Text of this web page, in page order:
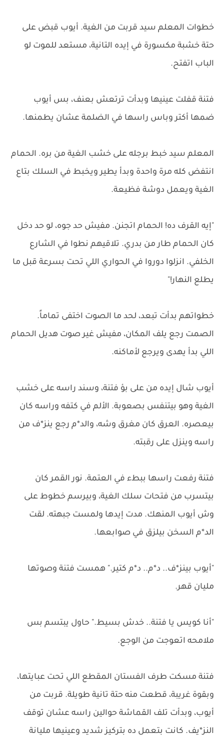
خطوات المعلم سيد قربت من الغية. أيوب قبض على
حتة خشبة مكسورة في إيده التانية، مستعد للموت لو
الباب اتفتح.
فتنة قفلت عينيها وبدأت ترتعش بعنف، بس أيوب
ضمها أكتر وباس راسها في الضلمة عشان يطمنها.
المعلم سيد خبط برجله على خشب الغية من بره. الحمام
انتفض كله مرة واحدة وبدأ يطير ويخبط في السلك بتاع
الغية ويعمل دوشة فظيعة.
"إيه القرف ده! الحمام اتجنن. مفيش حد جوه، لو حد دخل
كان الحمام طار من بدري. تلاقيهم نطوا في الشارع
الخلفي. انزلوا دوروا في الحواري اللي تحت بسرعة قبل ما
يطلع النهار!"
خطواتهم بدأت تبعد، لحد ما الصوت اختفى تماماً.
الصمت رجع يلف المكان، مفيش غير صوت هديل الحمام
اللي بدأ يهدى ويرجع لأماكنه.
أيوب شال إيده من على بؤ فتنة، وسند راسه على خشب
الغية وهو بيتنفس بصعوبة. الألم في كتفه وراسه كان
بيعصره. العرق كان مغرق وشه، والد*م رجع ينز*ف من
راسه وينزل على رقبته.
فتنة رفعت راسها ببطء في العتمة. نور القمر كان
بيتسرب من فتحات سلك الغية، وبيرسم خطوط على
وش أيوب المنهك. مدت إيدها ولمست جبهته. لقت
الد*م السخن بيلزق في صوابعها.
"أيوب بينز*ف.. د*م.. د*م كتير." همست فتنة وصوتها
مليان قهر.
"أنا كويس يا فتنة.. خدش بسيط." حاول يبتسم بس
ملامحه اتعوجت من الوجع.
فتنة مسكت طرف الفستان المقطع اللي تحت عبايتها،
وبقوة غريبة، قطعت منه حتة تانية طويلة. قربت من
أيوب، وبدأت تلف القماشة حوالين راسه عشان توقف
النز*يف. كانت بتعمل ده بتركيز شديد وعينيها مليانة